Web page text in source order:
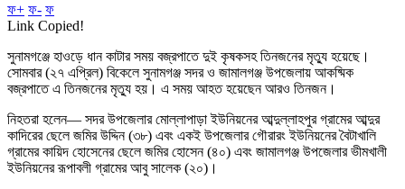
ফ+ ফ- ফ
Link Copied!
সুনামগঞ্জে হাওড়ে ধান কাটার সময় বজ্রপাতে দুই কৃষকসহ তিনজনের মৃত্যু হয়েছে।
সোমবার (২৭ এপ্রিল) বিকেলে সুনামগঞ্জ সদর ও জামালগঞ্জ উপজেলায় আকষ্মিক
বজ্রপাতে এ তিনজনের মৃত্যু হয়। এ সময় আহত হয়েছেন আরও তিনজন।
নিহতরা হলেন— সদর উপজেলার মোল্লাপাড়া ইউনিয়নের আব্দুল্লাহপুর গ্রামের আব্দুর
কাদিরের ছেলে জমির উদ্দিন (৩৮) এবং একই উপজেলার গৌরারং ইউনিয়নের বৈটাখালি
গ্রামের কায়িদ হোসেনের ছেলে জমির হোসেন (৪০) এবং জামালগঞ্জ উপজেলার ভীমখালী
ইউনিয়নের রূপাবলী গ্রামের আবু সালেক (২০)।